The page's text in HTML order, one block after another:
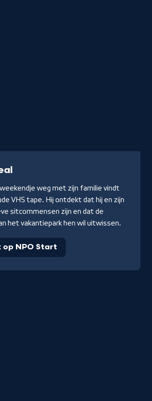
weg met zijn familie vindt
VHS tape. Hij ontdekt dat hij en zijn
sitcommensen zijn en dat de
het vakantiepark hen wil uitwissen.
op NPO Start